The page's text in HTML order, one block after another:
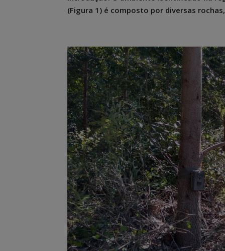
(Figura 1) é composto por diversas